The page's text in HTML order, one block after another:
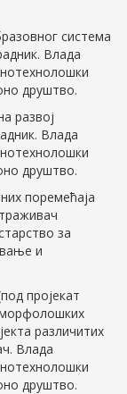
система
Влада
друштво.
развој
Влада
друштво.
поремећаја
за
и
пројекат
морфолошких
различитих
Влада
друштво.